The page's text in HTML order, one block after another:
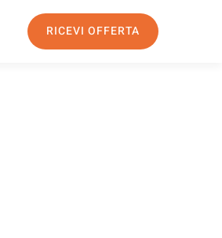
RICEVI OFFERTA